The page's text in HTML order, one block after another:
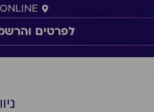
ONLINE
לפרטים